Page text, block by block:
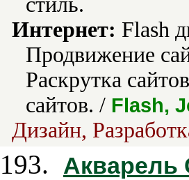
Интернет: Flash
Продвижение
Раскрутка
сайтов. / Flash,
Дизайн,
193.
Акварель